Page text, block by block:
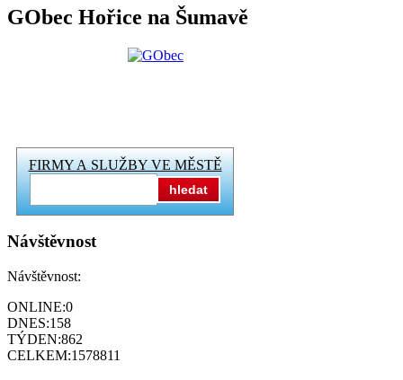
GObec Hořice na Šumavě
FIRMY A SLUŽBY VE MĚSTĚ
hledat
Návštěvnost
Návštěvnost:
ONLINE:0
DNES:158
TÝDEN:862
CELKEM:1578811